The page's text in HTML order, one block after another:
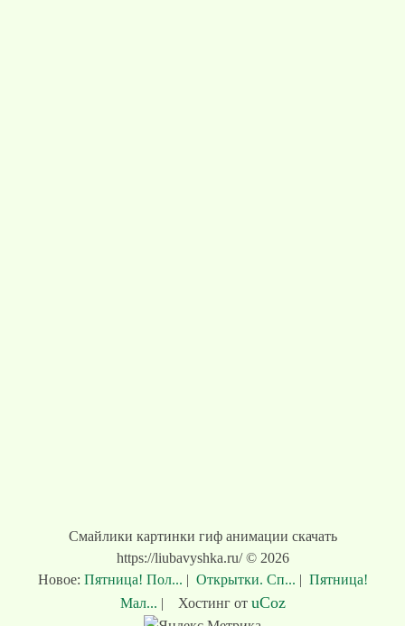
Смайлики картинки гиф анимации скачать
https://liubavyshka.ru/ © 2026
Новое: Пятница! Пол... | Открытки. Сп... | Пятница!
Мал... | Хостинг от uCoz